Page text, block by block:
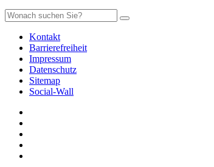
Kontakt
Barrierefreiheit
Impressum
Datenschutz
Sitemap
Social-Wall